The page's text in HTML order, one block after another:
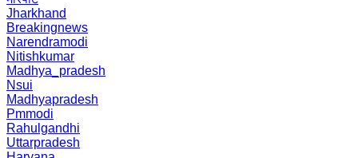
Jharkhand
Breakingnews
Narendramodi
Nitishkumar
Madhya_pradesh
Nsui
Madhyapradesh
Pmmodi
Rahulgandhi
Uttarpradesh